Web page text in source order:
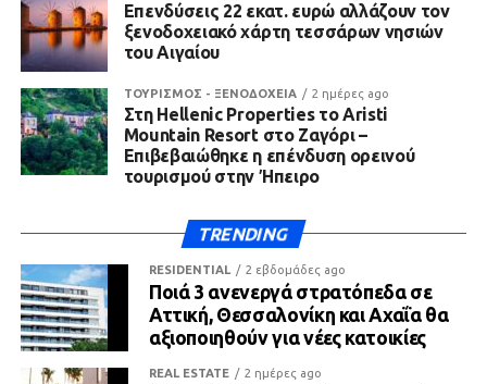
Επενδύσεις 22 εκατ. ευρώ αλλάζουν τον
ξενοδοχειακό χάρτη τεσσάρων νησιών
του Αιγαίου
ΤΟΥΡΙΣΜΟΣ - ΞΕΝΟΔΟΧΕΙΑ 2 ημέρες ago
Στη Hellenic Properties το Aristi
Mountain Resort στο Ζαγόρι –
Επιβεβαιώθηκε η επένδυση ορεινού
τουρισμού στην Ήπειρο
TRENDING
RESIDENTIAL 2 εβδομάδες ago
Ποιά 3 ανενεργά στρατόπεδα σε
Αττική, Θεσσαλονίκη και Αχαΐα θα
αξιοποιηθούν για νέες κατοικίες
REAL ESTATE 2 ημέρες ago